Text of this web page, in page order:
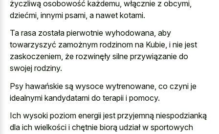
życzliwą osobowość każdemu, włącznie z obcymi,
dziećmi, innymi psami, a nawet kotami.
Ta rasa została pierwotnie wyhodowana, aby
towarzyszyć zamożnym rodzinom na Kubie, i nie jest
zaskoczeniem, że rozwinęły silne przywiązanie do
swojej rodziny.
Psy hawańskie są wysoce wytrenowane, co czyni je
idealnymi kandydatami do terapii i pomocy.
Ich wysoki poziom energii jest przyjemną niespodzianką
dla ich wielkości i chętnie biorą udział w sportowych